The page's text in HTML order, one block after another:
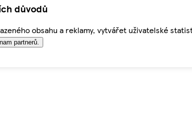
důvodů
obsahu a reklamy, vytvářet uživatelské
partnerů.